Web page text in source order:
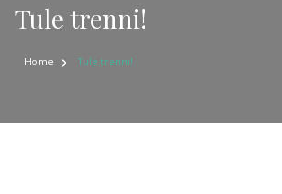
Tule trenni!
Home Tule trenni!